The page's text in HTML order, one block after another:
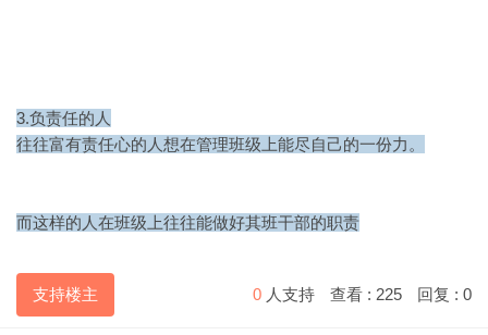
3.负责任的人
往往富有责任心的人想在管理班级上能尽自己的一份力。
而这样的人在班级上往往能做好其班干部的职责
支持楼主 0 人支持 查看 : 225 回复 : 0